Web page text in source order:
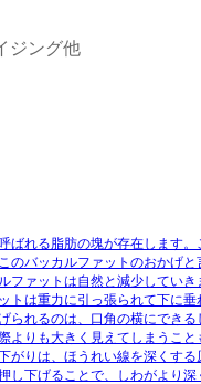
ジング他
ばれる脂肪の塊が存在します
のバッカルファットのおかげ
ファットは自然と減少してい
トは重力に引っ張られて下に
られるのは、口角の横にでき
よりも大きく見えてしまうこ
がりは、ほうれい線を深くす
し下げることで、しわがより